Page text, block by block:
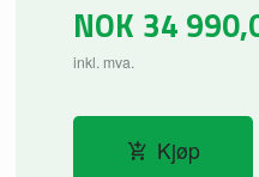
NOK 34
inkl. mva.
Kjøp